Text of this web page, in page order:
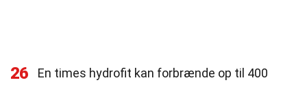
26
En times hydrofit kan forbrænde op til 400